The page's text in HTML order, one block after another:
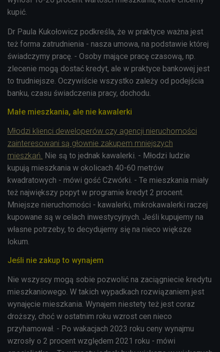
kupić.
Dr Paula Kukołowicz podkreśla, że w praktyce ważna jest
też forma zatrudnienia - nasza umowa, na podstawie której
świadczymy pracę. - Osoby mające pracę czasową, np.
zlecenie mogą dostać kredyt, ale w praktyce bankowej jest
to trudniejsze. Oczywiście wszystko zależy od podejścia
banku, czasu świadczenia pracy, dochodu.
Małe mieszkania, ale nie kawalerki
Młodzi klienci deweloperów czy agencji nieruchomości
zainteresowani są głownie zakupem mniejszych
mieszkań. Nie są to jednak kawalerki. - Młodzi ludzie
kupują mieszkania w okolicach 40-60 metrów
kwadratowych - mówi gość Czwórki. - Te mieszkania miały
też największy popyt w programie kredyt 2 procent.
Mniejsze nieruchomości - kawalerki, mikrokawalerki raczej
kupowane są w celach inwestycyjnych. Jeśli kupujemy na
własne potrzeby, to decydujemy się na nieco większe
lokum.
Jeśli nie zakup to wynajem
Nie wszyscy mogą sobie pozwolić na zaciągniecie kredytu
mieszkaniowego. W takich wypadkach rozwiązaniem jest
wynajęcie mieszkania. Wynajem niestety też jest coraz
droższy, choć w ostatnim roku wzrost cen nieco
przyhamował. - Po wakacjach 2023 roku ceny wynajmu
wzrosły o 2 procent względem 2021 roku - mówi